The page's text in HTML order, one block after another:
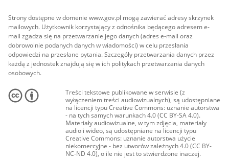
Strony dostępne w domenie www.gov.pl mogą zawierać adresy skrzynek
mailowych. Użytkownik korzystający z odnośnika będącego adresem e-
mail zgadza się na przetwarzanie jego danych (adres e-mail oraz
dobrowolnie podanych danych w wiadomości) w celu przesłania
odpowiedzi na przesłane pytania. Szczegóły przetwarzania danych przez
każdą z jednostek znajdują się w ich politykach przetwarzania danych
osobowych.
Treści tekstowe publikowane w serwisie (z
wyłączeniem treści audiowizualnych), są udostępniane
na licencji typu Creative Commons: uznanie autorstwa
- na tych samych warunkach 4.0 (CC BY-SA 4.0).
Materiały audiowizualne, w tym zdjęcia, materiały
audio i wideo, są udostępniane na licencji typu
Creative Commons: uznanie autorstwa użycie
niekomercyjne - bez utworów zależnych 4.0 (CC BY-
NC-ND 4.0), o ile nie jest to stwierdzone inaczej.